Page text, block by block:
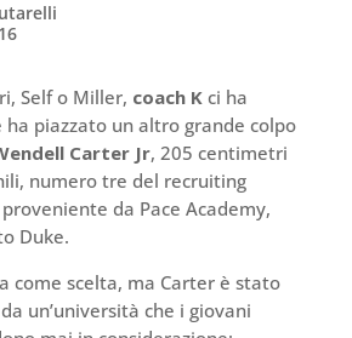
Self o Miller, coach Kci ha
ha piazzato un altro grande colpo
Carter Jr, 205 centimetri
numero tre del recruiting
proveniente da Pace Academy,
Duke.
come scelta, ma Carter è stato
un’università che i giovani